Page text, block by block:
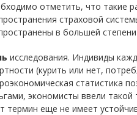
отметить, что такие
страховой
в большей
исследования. Индивиды
(курить или нет,
статистика
экономисты ввели
термин еще не имеет